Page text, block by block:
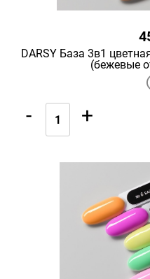
DARSY База 3в1
(бежевые
- +